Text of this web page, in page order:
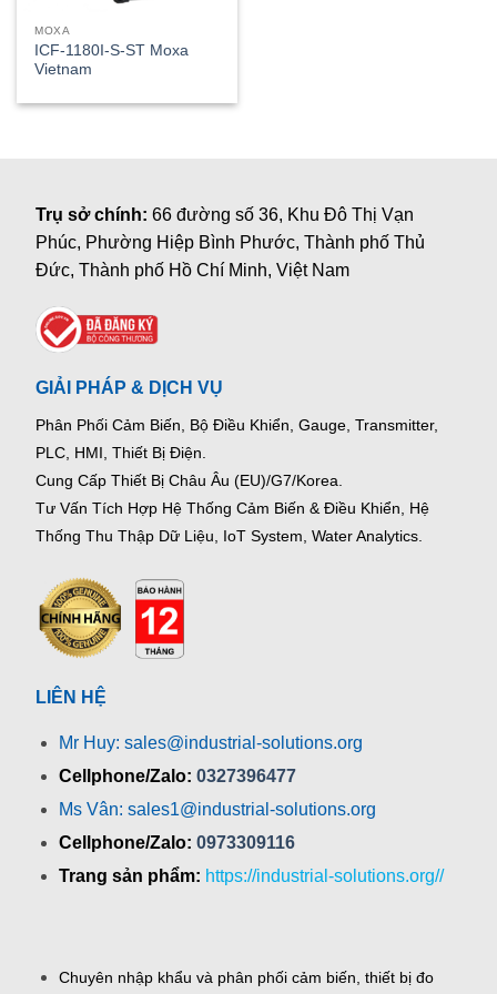
MOXA
ICF-1180I-S-ST Moxa
Vietnam
Trụ sở chính:66 đường số 36, Khu Đô Thị Vạn
Phúc, Phường Hiệp Bình Phước, Thành phố Thủ
Đức, Thành phố Hồ Chí Minh, Việt Nam
GIẢI PHÁP & DỊCH VỤ
Phân Phối Cảm Biến, Bộ Điều Khiển, Gauge, Transmitter,
PLC, HMI, Thiết Bị Điện.
Cung Cấp Thiết Bị Châu Âu (EU)/G7/Korea.
Tư Vấn Tích Hợp Hệ Thống Cảm Biến & Điều Khiển, Hệ
Thống Thu Thập Dữ Liệu, IoT System, Water Analytics.
LIÊN HỆ
Mr Huy: sales@industrial-solutions.org
Cellphone/Zalo: 0327396477
Ms Vân: sales1@industrial-solutions.org
Cellphone/Zalo: 0973309116
Trang sản phẩm: https://industrial-solutions.org//
Chuyên nhập khẩu và phân phối cảm biến, thiết bị đo